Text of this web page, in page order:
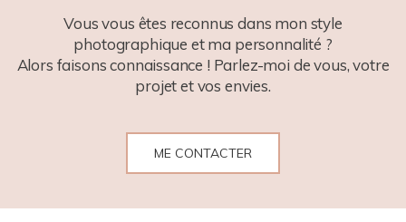
Vous vous êtes reconnus dans mon style
photographique et ma personnalité ?
Alors faisons connaissance ! Parlez-moi de vous, votre
projet et vos envies.
ME CONTACTER